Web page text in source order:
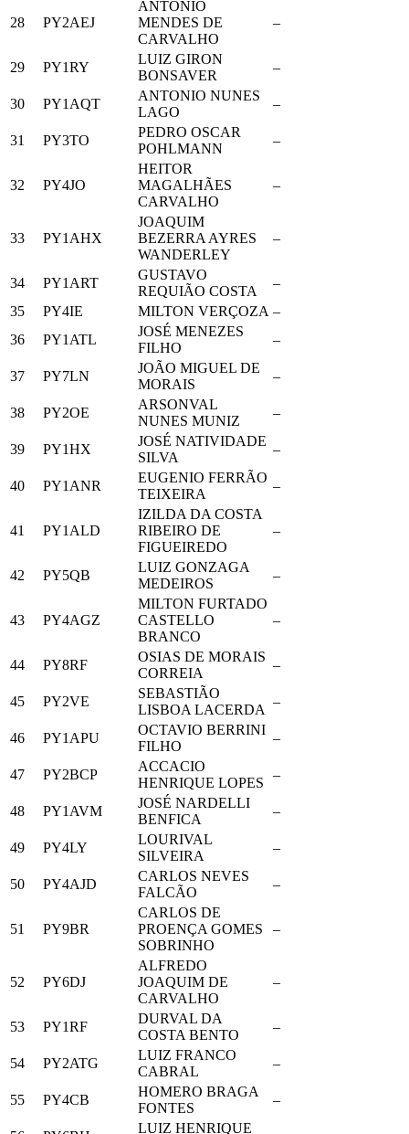
28 PY2AEJ
ANTONIO
MENDES DE
CARVALHO
–
29 PY1RY
LUIZ GIRON
BONSAVER
–
30 PY1AQT
ANTONIO NUNES
LAGO
–
31 PY3TO
PEDRO OSCAR
POHLMANN
–
32 PY4JO
HEITOR
MAGALHÃES
CARVALHO
–
33 PY1AHX
JOAQUIM
BEZERRA AYRES
WANDERLEY
–
34 PY1ART
GUSTAVO
REQUIÃO COSTA
–
35
PY4IE MILTON VERÇOZA –
36
PY1ATL
JOSÉ MENEZES
FILHO
–
37 PY7LN
JOÃO MIGUEL DE
MORAIS
–
38 PY2OE
ARSONVAL
NUNES MUNIZ
–
39 PY1HX
JOSÉ NATIVIDADE
SILVA
–
40 PY1ANR
EUGENIO FERRÃO
TEIXEIRA
–
41 PY1ALD
IZILDA DA COSTA
RIBEIRO DE
FIGUEIREDO
–
42 PY5QB
LUIZ GONZAGA
MEDEIROS
–
43 PY4AGZ
MILTON FURTADO
CASTELLO
BRANCO
–
44 PY8RF
OSIAS DE MORAIS
CORREIA
–
45 PY2VE
SEBASTIÃO
LISBOA LACERDA
–
46 PY1APU
OCTAVIO BERRINI
FILHO
–
47 PY2BCP
ACCACIO
HENRIQUE LOPES
–
48 PY1AVM
JOSÉ NARDELLI
BENFICA
–
49 PY4LY
LOURIVAL
SILVEIRA
–
50 PY4AJD
CARLOS NEVES
FALCÃO
–
51 PY9BR
CARLOS DE
PROENÇA GOMES
SOBRINHO
–
52 PY6DJ
ALFREDO
JOAQUIM DE
CARVALHO
–
53 PY1RF
DURVAL DA
COSTA BENTO
–
54 PY2ATG
LUIZ FRANCO
CABRAL
–
55 PY4CB
HOMERO BRAGA
FONTES
–
LUIZ HENRIQUE